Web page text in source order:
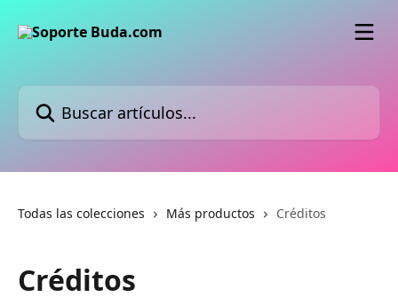
Buscar artículos...
Todas las colecciones Más productos Créditos
Créditos